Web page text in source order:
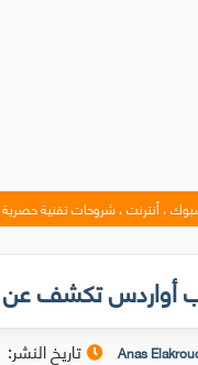
، أنترنت ، شروحات تقنية
تكشف عن
Anas تاريخ النشر: